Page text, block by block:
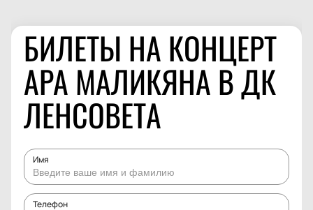
БИЛЕТЫ НА КОНЦЕРТ
АРА МАЛИКЯНА В ДК
ЛЕНСОВЕТА
Имя
Телефон